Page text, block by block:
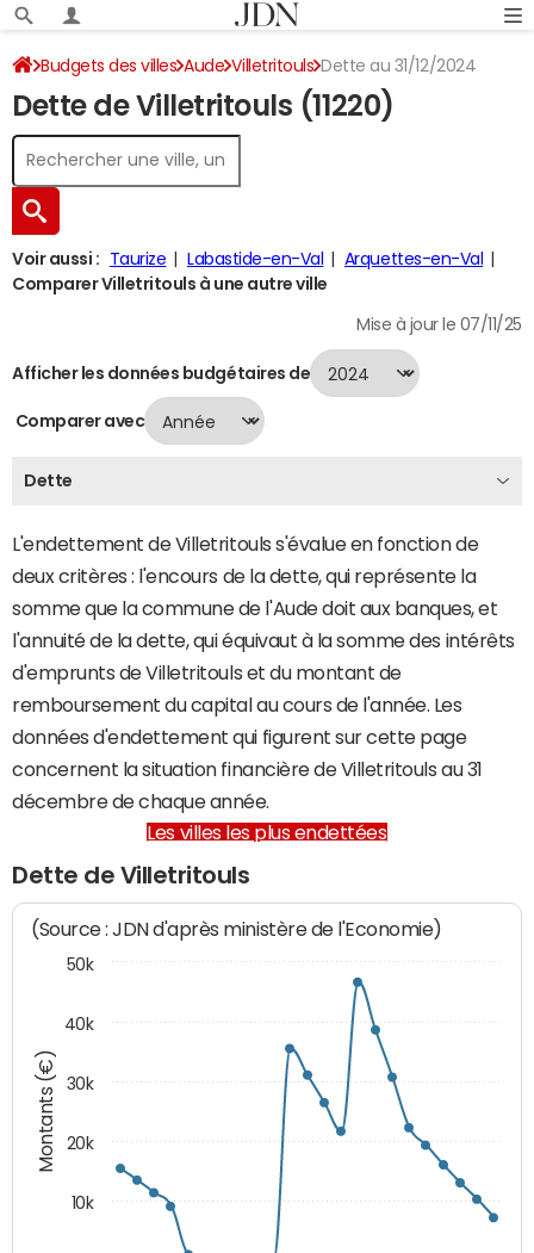
Budgets des villes Aude Villetritouls Dette au 31/12/2024
Dette de Villetritouls (11220)
Voir aussi : Taurize Labastide-en-Val
Arquettes-en-Val
Comparer Villetritouls à une autre ville
Mise à jour le 07/11/25
Afficher les données budgétaires de
Comparer avec
Dette
L'endettement de Villetritouls s'évalue en fonction de
deux critères : l'encours de la dette, qui représente la
somme que la commune de l'Aude doit aux banques, et
l'annuité de la dette, qui équivaut à la somme des intérêts
d'emprunts de Villetritouls et du montant de
remboursement du capital au cours de l'année. Les
données d'endettement qui figurent sur cette page
concernent la situation financière de Villetritouls au 31
décembre de chaque année.
Les villes les plus endettées
Dette de Villetritouls
Montants (€)
(Source : JDN d'après ministère de l'Economie)
10k
20k
30k
40k
50k